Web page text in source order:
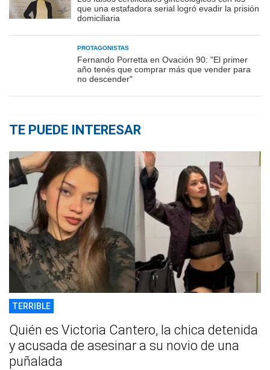
que una estafadora serial logró evadir la prisión
domiciliaria
PROTAGONISTAS
Fernando Porretta en Ovación 90: "El primer
año tenés que comprar más que vender para
no descender"
TE PUEDE INTERESAR
TERRIBLE
Quién es Victoria Cantero, la chica detenida
y acusada de asesinar a su novio de una
puñalada